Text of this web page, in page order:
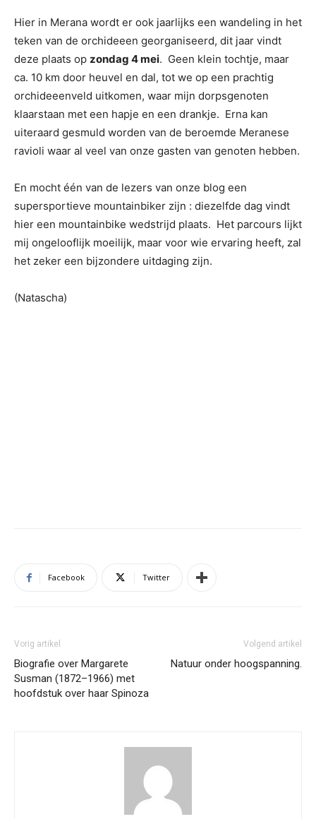
Hier in Merana wordt er ook jaarlijks een wandeling in het
teken van de orchideeen georganiseerd, dit jaar vindt
deze plaats op zondag 4 mei. Geen klein tochtje, maar
ca. 10 km door heuvel en dal, tot we op een prachtig
orchideeenveld uitkomen, waar mijn dorpsgenoten
klaarstaan met een hapje en een drankje. Erna kan
uiteraard gesmuld worden van de beroemde Meranese
ravioli waar al veel van onze gasten van genoten hebben.
En mocht één van de lezers van onze blog een
supersportieve mountainbiker zijn : diezelfde dag vindt
hier een mountainbike wedstrijd plaats. Het parcours lijkt
mij ongelooflijk moeilijk, maar voor wie ervaring heeft, zal
het zeker een bijzondere uitdaging zijn.
(Natascha)
Facebook Twitter
Vorig artikel
Biografie over Margarete
Susman (1872–1966) met
hoofdstuk over haar Spinoza
Volgend artikel
Natuur onder hoogspanning.